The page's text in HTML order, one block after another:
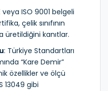
veya ISO 9001 belgeli
çelik sınıfının
kanıtlar.
: Türkiye Standartları
“Kare Demir”
özellikler ve ölçü
13049 gibi